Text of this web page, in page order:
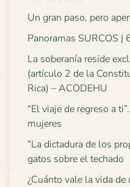
Un gran paso, pero
Panoramas SURCOS |
La soberanía reside
(artículo 2 de la
Rica) – ACODEHU
“El viaje de regreso a
mujeres
“La dictadura de los
gatos sobre el techado
¿Cuánto vale la vida